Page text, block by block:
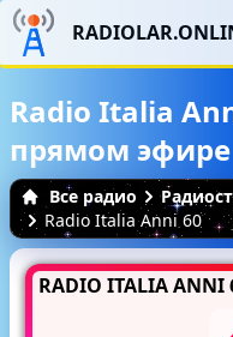
Radio Italia
прямом эфире
Все радио
Radio Italia Anni 60
RADIO ITALIA ANNI